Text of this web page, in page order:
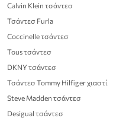
Calvin Klein τσάντεσ
Τσάντεσ Furla
Coccinelle τσάντεσ
Tous τσάντεσ
DKNY τσάντεσ
Τσάντεσ Tommy Hilfiger χιαστί
Steve Madden τσάντεσ
Desigual τσάντεσ